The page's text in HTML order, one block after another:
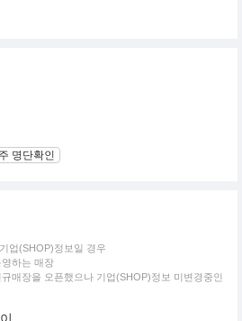
명단확인
기업(SHOP)정보일 경우
하는 매장
매장을 오픈했으나 기업(SHOP)정보 미변경중인